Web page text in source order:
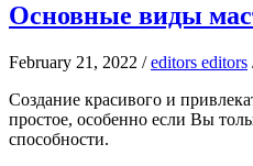
Основные виды
February 21, 2022 /editors editors
Создание красивого и
простое, особенно если Вы
способности.